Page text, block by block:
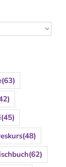
(63)
(45)
(48)
(62)